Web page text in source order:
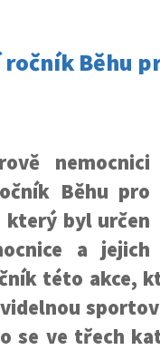
ročník Běhu
nemocnici
Běhu pro
který byl určen
a jejich
této akce,
se ve třech